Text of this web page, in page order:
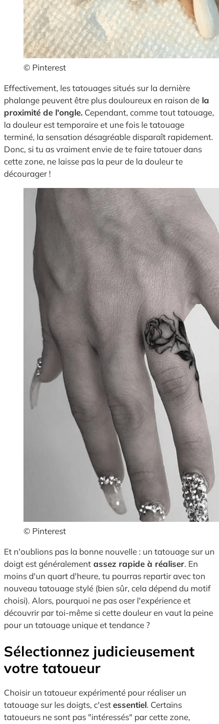
© Pinterest
Effectivement, les tatouages situés sur la dernière
phalange peuvent être plus douloureux en raison de la
proximité de l'ongle. Cependant, comme tout tatouage,
la douleur est temporaire et une fois le tatouage
terminé, la sensation désagréable disparaît rapidement.
Donc, si tu as vraiment envie de te faire tatouer dans
cette zone, ne laisse pas la peur de la douleur te
décourager !
© Pinterest
Et n'oublions pas la bonne nouvelle : un tatouage sur un
doigt est généralement assez rapide à réaliser. En
moins d'un quart d'heure, tu pourras repartir avec ton
nouveau tatouage stylé (bien sûr, cela dépend du motif
choisi). Alors, pourquoi ne pas oser l'expérience et
découvrir par toi-même si cette douleur en vaut la peine
pour un tatouage unique et tendance ?
Sélectionnez judicieusement
votre tatoueur
Choisir un tatoueur expérimenté pour réaliser un
tatouage sur les doigts, c'estessentiel. Certains
tatoueurs ne sont pas "intéressés" par cette zone,